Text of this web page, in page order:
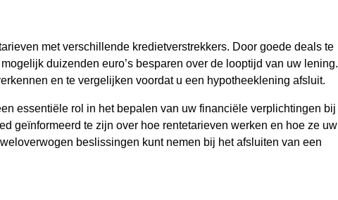
met verschillende kredietverstrekkers. Door goede deals te
duizenden euro’s besparen over de looptijd van uw lening.
en te vergelijken voordat u een hypotheeklening afsluit.
essentiële rol in het bepalen van uw financiële verplichtingen bij
geïnformeerd te zijn over hoe rentetarieven werken en hoe ze uw
beslissingen kunt nemen bij het afsluiten van een